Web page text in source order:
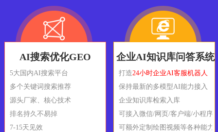
AI搜索优化GEO
5大国内AI搜索平台
多个关键词搜索推荐
源头厂家、核心技术
排名持久不易掉
7-15天见效
企业AI知识库问答系统
打造24小时企业AI客服机器人
保持最新的多模型AI能力接入
企业知识库检索入库
可接入微信/网页/客户端/小程序
可额外定制绘图视频等各种能力